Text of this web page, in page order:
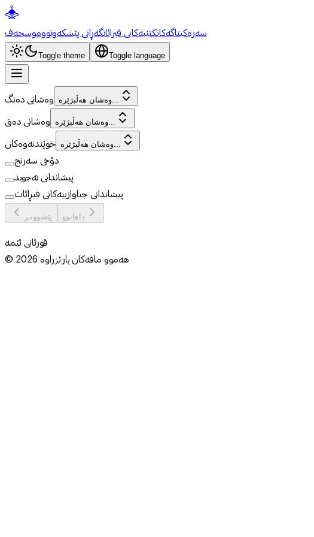
سەرەکیتاگەکانکتێبەکانی قیرائاتگەڕانی پێشکەوتووموسحەف
Toggle theme Toggle language
وەشانی دەنگ وەشان هەڵبژێرە...
وەشانی دەق وەشان هەڵبژێرە...
خوێندنەوەکان وەشان هەڵبژێرە...
دۆخی سەرنج
پیشاندانی تەجوید
پیشاندانی جیاوازییەکانی قیڕائات
پێشووتـر داهاتوو
قورئانی ئێمە
© 2026هەموو مافەکان پارێزراوە